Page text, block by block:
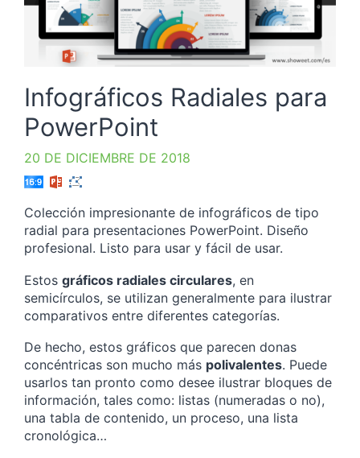
Infográficos Radiales para
PowerPoint
20 DE DICIEMBRE DE 2018
Colección impresionante de infográficos de tipo
radial para presentaciones PowerPoint. Diseño
profesional. Listo para usar y fácil de usar.
Estos gráficos radiales circulares, en
semicírculos, se utilizan generalmente para ilustrar
comparativos entre diferentes categorías.
De hecho, estos gráficos que parecen donas
concéntricas son mucho más polivalentes. Puede
usarlos tan pronto como desee ilustrar bloques de
información, tales como: listas (numeradas o no),
una tabla de contenido, un proceso, una lista
cronológica…